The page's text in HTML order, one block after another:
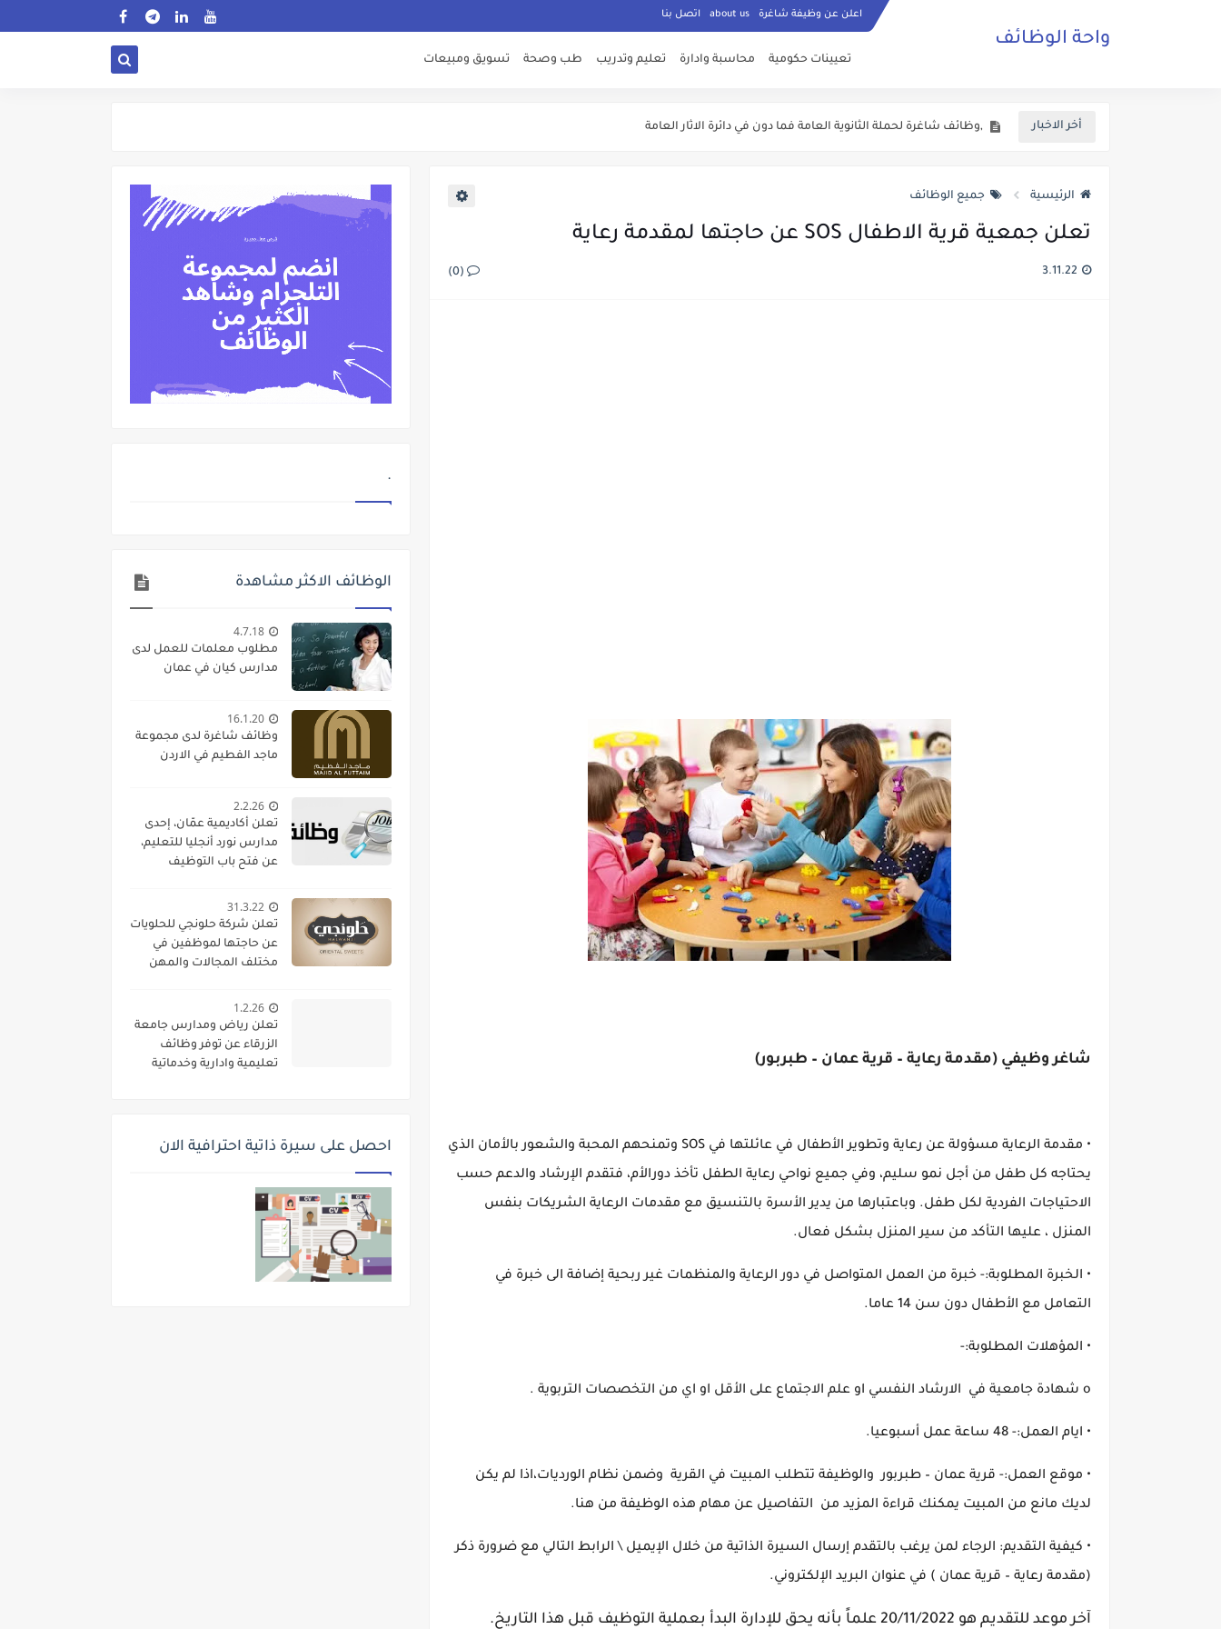
اعلن عن وظيفة شاغرة about us اتصل بنا
واحة الوظائف
تعيينات حكومية محاسبة وادارة تعليم وتدريب طب وصحة تسويق ومبيعات
أخر الاخبار
اعلان توظيف صادر عن وزارة المياه والري
وزارة الداخلية الاردنية تفتح باب التوظيف الان
الرئيسية جميع الوظائف
تعلن جمعية قرية الاطفال SOS عن حاجتها لمقدمة رعاية
(0)
شاغر وظيفي (مقدمة رعاية – قرية عمان – طبربور)
• مقدمة الرعاية مسؤولة عن رعاية وتطوير الأطفال في عائلتها في SOS وتمنحهم المحبة والشعور بالأمان الذي
يحتاجه كل طفل من أجل نمو سليم، وفي جميع نواحي رعاية الطفل تأخذ دورالأم، فتقدم الإرشاد والدعم حسب
الاحتياجات الفردية لكل طفل. وباعتبارها من يدير الأسرة بالتنسيق مع مقدمات الرعاية الشريكات بنفس
المنزل ، عليها التأكد من سير المنزل بشكل فعال.
• الخبرة المطلوبة:- خبرة من العمل المتواصل في دور الرعاية والمنظمات غير ربحية إضافة الى خبرة في
التعامل مع الأطفال دون سن 14 عاما.
• المؤهلات المطلوبة:-
o شهادة جامعية في الارشاد النفسي او علم الاجتماع على الأقل او اي من التخصصات التربوية .
• ايام العمل:- 48 ساعة عمل أسبوعيا.
• موقع العمل:- قرية عمان – طبربور والوظيفة تتطلب المبيت في القرية وضمن نظام الورديات،اذا لم يكن
لديك مانع من المبيت يمكنك قراءة المزيد من التفاصيل عن مهام هذه الوظيفة من هنا.
• كيفية التقديم: الرجاء لمن يرغب بالتقدم إرسال السيرة الذاتية من خلال الإيميل \ الرابط التالي مع ضرورة ذكر
(مقدمة رعاية – قرية عمان ) في عنوان البريد الإلكتروني.
آخر موعد للتقديم هو 20/11/2022 علماً بأنه يحق للإدارة البدأ بعملية التوظيف قبل هذا التاريخ.
.
الوظائف الاكثر مشاهدة
4.7.18
مطلوب معلمات للعمل لدى
مدارس كيان في عمان
16.1.20
وظائف شاغرة لدى مجموعة
ماجد الفطيم في الاردن
2.2.26
تعلن أكاديمية عمّان، إحدى
مدارس نورد أنجليا للتعليم،
عن فتح باب التوظيف
متميزة للانضمام إلى فريقها
الأكاديمي
31.3.22
تعلن شركة حلونجي للحلويات
عن حاجتها لموظفين في
مختلف المجالات والمهن
1.2.26
تعلن رياض ومدارس جامعة
الزرقاء عن توفر وظائف
تعليمية وادارية وخدماتية
احصل على سيرة ذاتية احترافية الان